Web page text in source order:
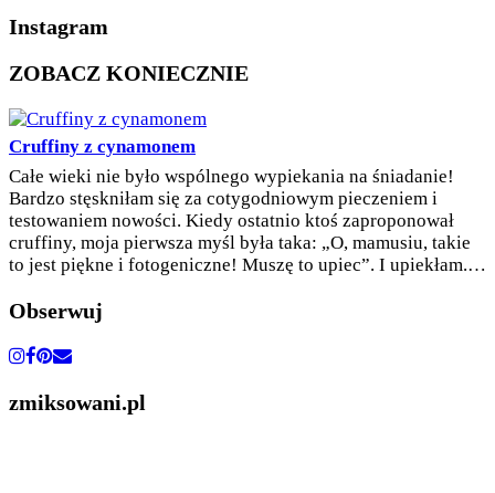
Instagram
ZOBACZ KONIECZNIE
Cruffiny z cynamonem
Całe wieki nie było wspólnego wypiekania na śniadanie!
Bardzo stęskniłam się za cotygodniowym pieczeniem i
testowaniem nowości. Kiedy ostatnio ktoś zaproponował
cruffiny, moja pierwsza myśl była taka: „O, mamusiu, takie
to jest piękne i fotogeniczne! Muszę to upiec”. I upiekłam.…
Obserwuj
zmiksowani.pl